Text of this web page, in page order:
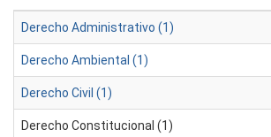
Derecho Administrativo (1)
Derecho Ambiental (1)
Derecho Civil (1)
Derecho Constitucional (1)